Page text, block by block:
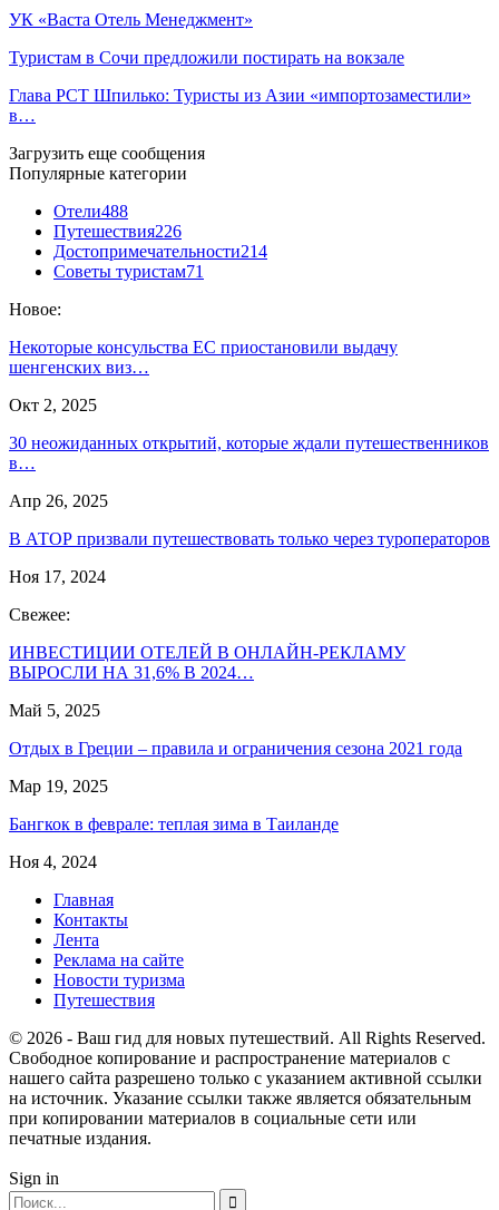
УК «Васта Отель Менеджмент»
Туристам в Сочи предложили постирать на вокзале
Глава РСТ Шпилько: Туристы из Азии «импортозаместили»
в…
Загрузить еще сообщения
Популярные категории
Отели488
Путешествия226
Достопримечательности214
Советы туристам71
Новое:
Некоторые консульства ЕС приостановили выдачу
шенгенских виз…
Окт 2, 2025
30 неожиданных открытий, которые ждали путешественников
в…
Апр 26, 2025
В АТОР призвали путешествовать только через туроператоров
Ноя 17, 2024
Свежее:
ИНВЕСТИЦИИ ОТЕЛЕЙ В ОНЛАЙН-РЕКЛАМУ
ВЫРОСЛИ НА 31,6% В 2024…
Май 5, 2025
Отдых в Греции – правила и ограничения сезона 2021 года
Мар 19, 2025
Бангкок в феврале: теплая зима в Таиланде
Ноя 4, 2024
Главная
Контакты
Лента
Реклама на сайте
Новости туризма
Путешествия
© 2026 - Ваш гид для новых путешествий. All Rights Reserved.
Свободное копирование и распространение материалов с
нашего сайта разрешено только с указанием активной ссылки
на источник. Указание ссылки также является обязательным
при копировании материалов в социальные сети или
печатные издания.
Sign in